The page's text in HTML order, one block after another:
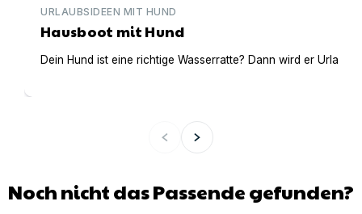
URLAUBSIDEEN MIT HUND
Hausboot mit Hund
Dein Hund ist eine richtige Wasserratte? Dann wird er
Noch nicht das Passende gefunden?